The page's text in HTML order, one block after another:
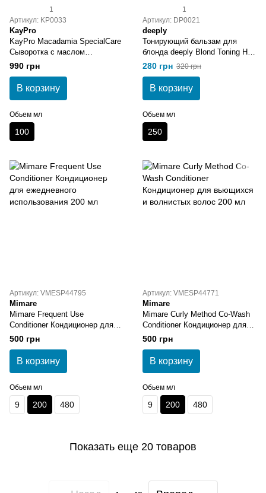
1
Артикул: KP0033
KayPro
KayPro Macadamia SpecialCare
Сыворотка с маслом
макадамии 100 мл
990 грн
В корзину
Обьем мл
100
1
Артикул: DP0021
deeply
Тонирующий бальзам для
блонда deeply Blond Toning Hair
Balm
280 грн 320 грн
В корзину
Обьем мл
250
Артикул: VMESP44795
Mimare
Mimare Frequent Use
Conditioner Кондиционер для
ежедневного использования
200 мл
500 грн
В корзину
Обьем мл
9 200 480
Артикул: VMESP44771
Mimare
Mimare Curly Method Co-Wash
Conditioner Кондиционер для
вьющихся и волнистых волос
200 мл
500 грн
В корзину
Обьем мл
9 200 480
Показать еще 20 товаров